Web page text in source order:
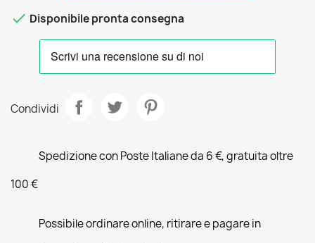
 Disponibile pronta consegna
Condividi
Spedizione con Poste Italiane da 6 €, gratuita oltre
100 €
Possibile ordinare online, ritirare e pagare in